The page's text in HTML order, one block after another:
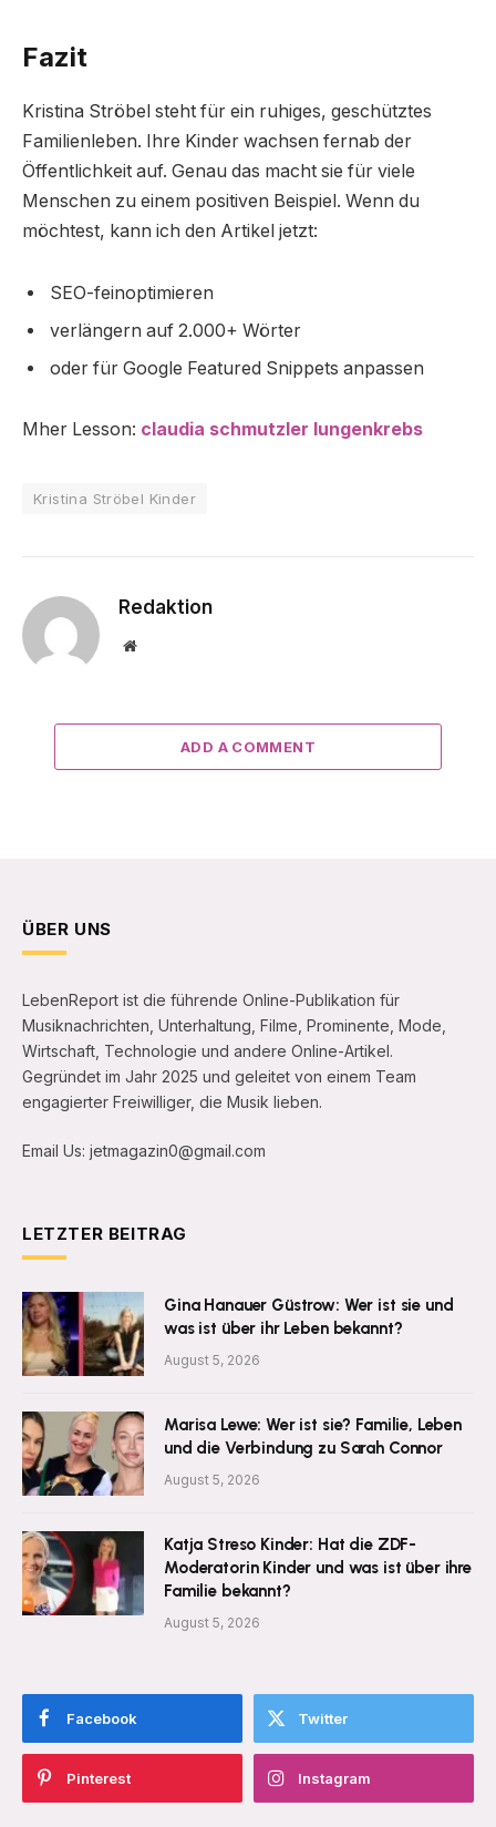
Fazit
Kristina Ströbel steht für ein ruhiges, geschütztes
Familienleben. Ihre Kinder wachsen fernab der
Öffentlichkeit auf. Genau das macht sie für viele
Menschen zu einem positiven Beispiel. Wenn du
möchtest, kann ich den Artikel jetzt:
SEO-feinoptimieren
verlängern auf 2.000+ Wörter
oder für Google Featured Snippets anpassen
Mher Lesson: claudia schmutzler lungenkrebs
Kristina Ströbel Kinder
Redaktion
Website
ADD A COMMENT
ÜBER UNS
LebenReport ist die führende Online-Publikation für
Musiknachrichten, Unterhaltung, Filme, Prominente, Mode,
Wirtschaft, Technologie und andere Online-Artikel.
Gegründet im Jahr 2025 und geleitet von einem Team
engagierter Freiwilliger, die Musik lieben.
Email Us: jetmagazin0@gmail.com
LETZTER BEITRAG
Gina Hanauer Güstrow: Wer ist sie und
was ist über ihr Leben bekannt?
August 5, 2026
Marisa Lewe: Wer ist sie? Familie, Leben
und die Verbindung zu Sarah Connor
August 5, 2026
Katja Streso Kinder: Hat die ZDF-
Moderatorin Kinder und was ist über ihre
Familie bekannt?
August 5, 2026
Facebook Twitter
Pinterest Instagram